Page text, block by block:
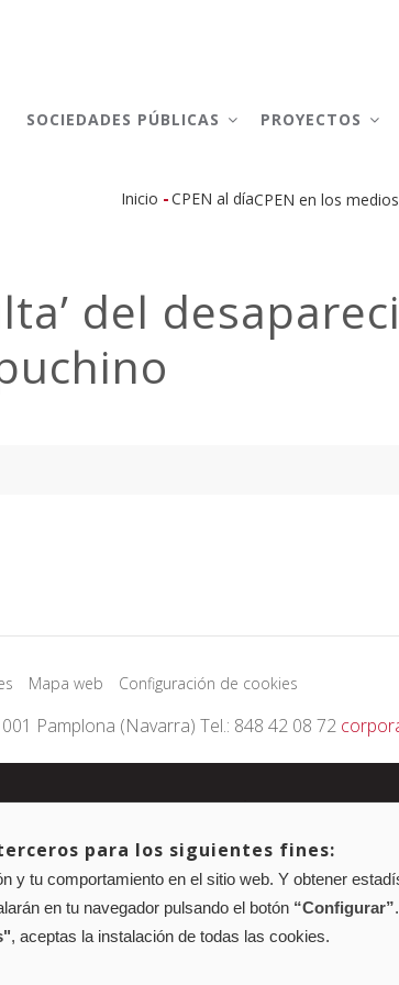
NAVIGATION
SOCIEDADES PÚBLICAS PROYECTOS
de
ayuda
Inicio -CPEN al díaCPEN en los medios
del
Mapa web Configuración de cookies
Pamplona (Navarra) Tel.: 848 42 08 72
para los siguientes fines:
y tu comportamiento en el sitio web. Y obtener
en tu navegador pulsando el botón “Configurar”.
, aceptas la instalación de todas las cookies.